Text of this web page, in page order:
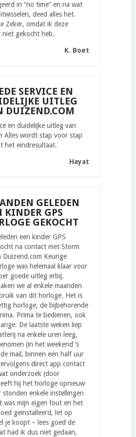
in “no time” en na wat
deed alles het.
Zeker, omdat ik deze
niet gekocht heb.
K. Boet
SERVICE EN
UITLEG
DUIZEND.COM
en duidelijke uitleg van
Alles wordt stap voor stap
het eindresultaat.
Hayat
GELEDEN
KINDER GPS
GEKOCHT
een kinder GPS
na contact met Storm
Duizend.com Keurige
was helemaal klaar voor
goede uitleg erbij.
we al enkele maanden
van dit horloge. Het is
horloge, de bijbehorende
Prima te bedienen, ook
De laatste weken liep
na enkele uren leeg,
(in het weekend ‘s
mail, binnen een half uur
direct app contact
onderzoek (door
hij het horloge opnieuw
stonden enkele instellingen
was mijn eigen fout en het
geïnstalleerd, let op
je koopt – lees goed de
had ik dus niet gedaan,